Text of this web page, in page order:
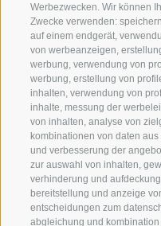
Werbezwecken. Wir können
Zwecke verwenden:
auf einem endgerät,
von werbeanzeigen,
werbung, verwendung von
werbung, erstellung von
inhalten, verwendung von
inhalte, messung der
von inhalten, analyse von
kombinationen von daten
und verbesserung der
zur auswahl von inhalten,
verhinderung und
bereitstellung und anzeige
entscheidungen zum
abgleichung und
WILLKOMMEN IN
FERIENREGION
JAUFENTAL
RATSCHINGS
RIDNAUNTAL